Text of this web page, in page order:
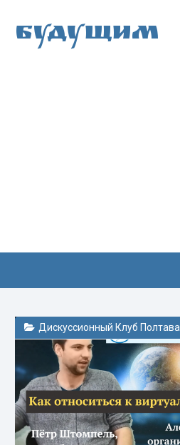
Будущим
Дискуссионный Клуб Полтава